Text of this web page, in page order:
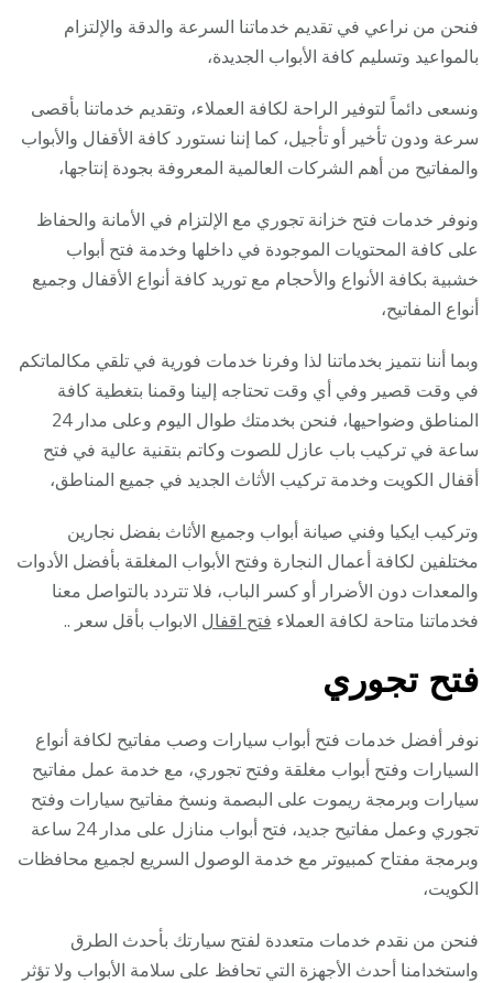
فنحن من نراعي في تقديم خدماتنا السرعة والدقة والإلتزام
بالمواعيد وتسليم كافة الأبواب الجديدة،
ونسعى دائماً لتوفير الراحة لكافة العملاء، وتقديم خدماتنا بأقصى
سرعة ودون تأخير أو تأجيل، كما إننا نستورد كافة الأقفال والأبواب
والمفاتيح من أهم الشركات العالمية المعروفة بجودة إنتاجها،
ونوفر خدمات فتح خزانة تجوري مع الإلتزام في الأمانة والحفاظ
على كافة المحتويات الموجودة في داخلها وخدمة فتح أبواب
خشبية بكافة الأنواع والأحجام مع توريد كافة أنواع الأقفال وجميع
أنواع المفاتيح،
وبما أننا نتميز بخدماتنا لذا وفرنا خدمات فورية في تلقي مكالماتكم
في وقت قصير وفي أي وقت تحتاجه إلينا وقمنا بتغطية كافة
المناطق وضواحيها، فنحن بخدمتك طوال اليوم وعلى مدار 24
ساعة في تركيب باب عازل للصوت وكاتم بتقنية عالية في فتح
أقفال الكويت وخدمة تركيب الأثاث الجديد في جميع المناطق،
وتركيب ايكيا وفني صيانة أبواب وجميع الأثاث بفضل نجارين
مختلفين لكافة أعمال النجارة وفتح الأبواب المغلقة بأفضل الأدوات
والمعدات دون الأضرار أو كسر الباب، فلا تتردد بالتواصل معنا
فخدماتنا متاحة لكافة العملاء فتح اقفال الابواب بأقل سعر ..
فتح تجوري
نوفر أفضل خدمات فتح أبواب سيارات وصب مفاتيح لكافة أنواع
السيارات وفتح أبواب مغلقة وفتح تجوري، مع خدمة عمل مفاتيح
سيارات وبرمجة ريموت على البصمة ونسخ مفاتيح سيارات وفتح
تجوري وعمل مفاتيح جديد، فتح أبواب منازل على مدار 24 ساعة
وبرمجة مفتاح كمبيوتر مع خدمة الوصول السريع لجميع محافظات
الكويت،
فنحن من نقدم خدمات متعددة لفتح سيارتك بأحدث الطرق
واستخدامنا أحدث الأجهزة التي تحافظ على سلامة الأبواب ولا تؤثر